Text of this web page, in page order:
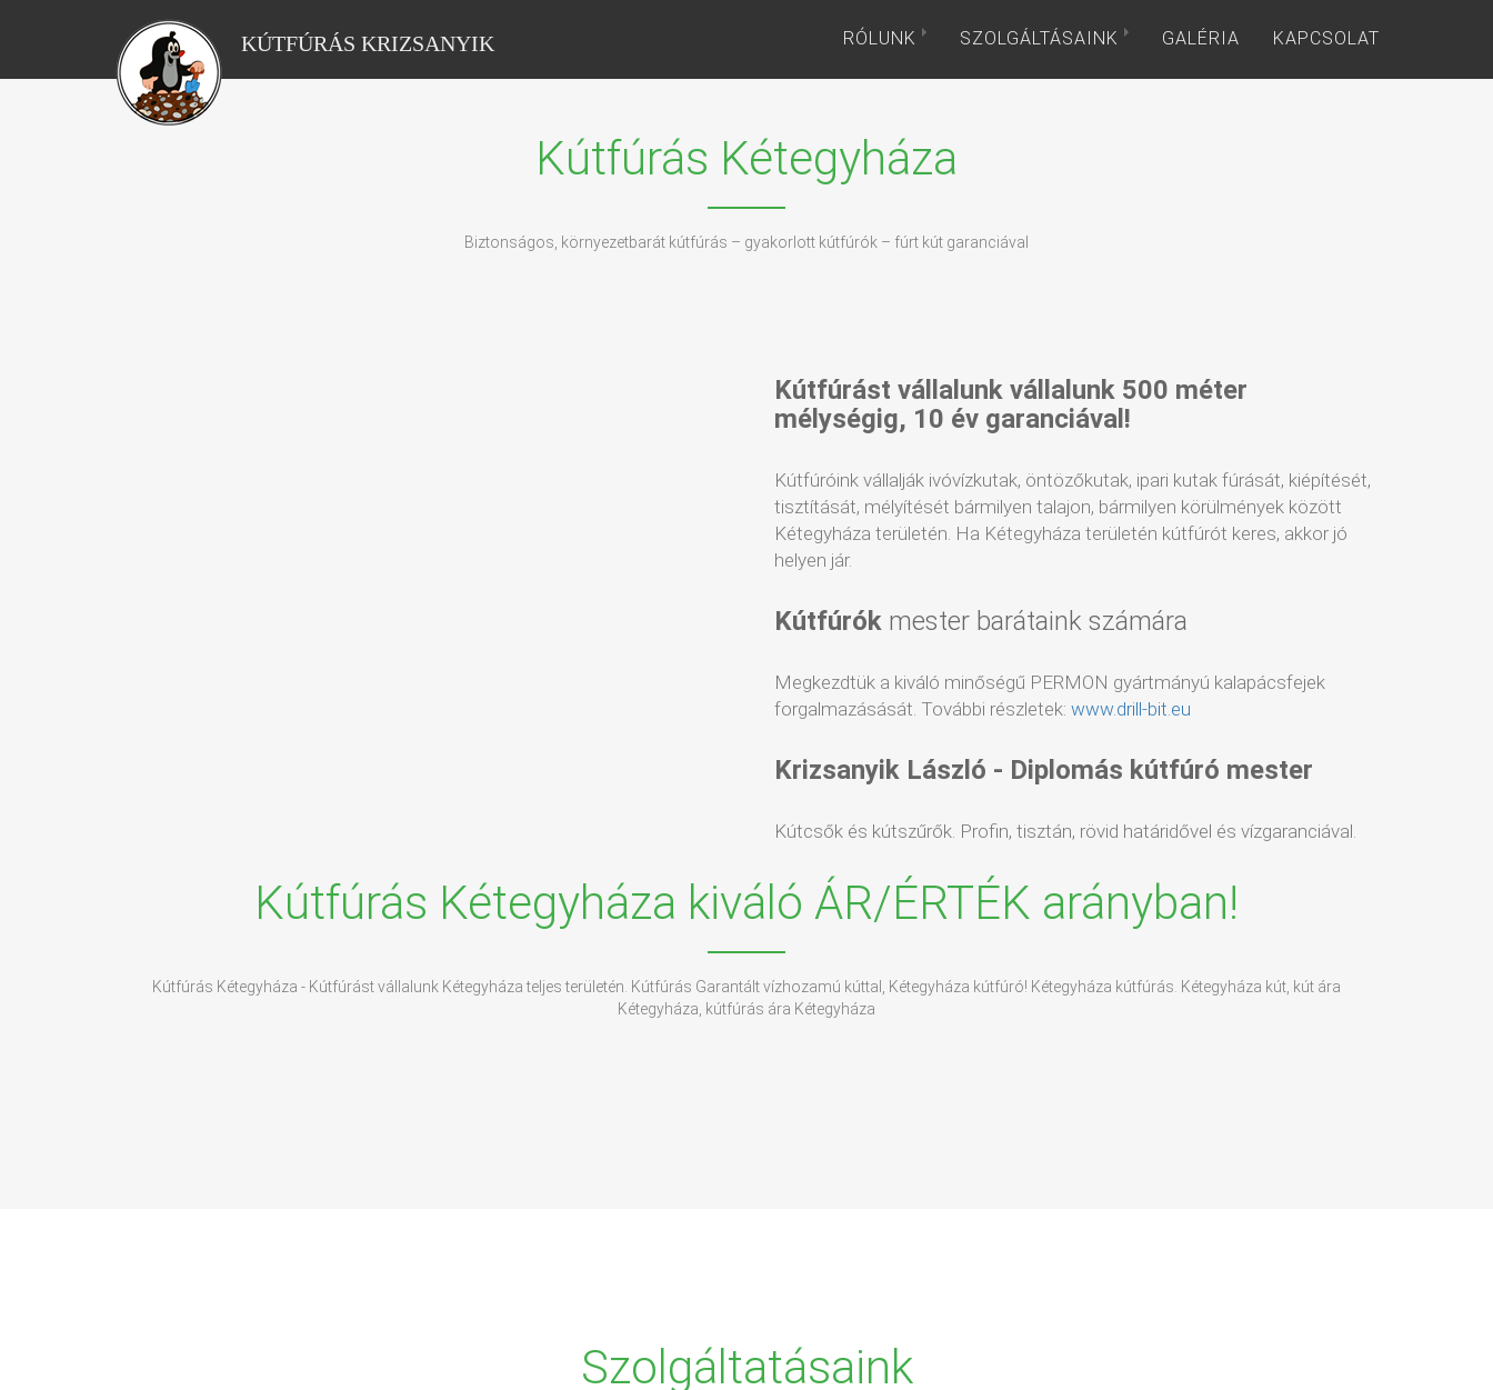
KÚTFÚRÁS KRIZSANYIK RÓLUNK SZOLGÁLTÁSAINK GALÉRIA KAPCSOLAT
Kútfúrás Kétegyháza
Biztonságos, környezetbarát kútfúrás – gyakorlott kútfúrók – fúrt kút garanciával
Kútfúrást vállalunk vállalunk 500 méter
mélységig, 10 év garanciával!
Kútfúróink vállalják ivóvízkutak, öntözőkutak, ipari kutak fúrását, kiépítését,
tisztítását, mélyítését bármilyen talajon, bármilyen körülmények között
Kétegyháza területén. Ha Kétegyháza területén kútfúrót keres, akkor jó
helyen jár.
Kútfúrók mester barátaink számára
Megkezdtük a kiváló minőségű PERMON gyártmányú kalapácsfejek
forgalmazásását. További részletek: www.drill-bit.eu
Krizsanyik László - Diplomás kútfúró mester
Kútcsők és kútszűrők. Profin, tisztán, rövid határidővel és vízgaranciával.
Kútfúrás Kétegyháza kiváló ÁR/ÉRTÉK arányban!
Kútfúrás Kétegyháza - Kútfúrást vállalunk Kétegyháza teljes területén. Kútfúrás Garantált vízhozamú kúttal, Kétegyháza kútfúró! Kétegyháza kútfúrás. Kétegyháza kút, kút ára
Kétegyháza, kútfúrás ára Kétegyháza
Szolgáltatásaink